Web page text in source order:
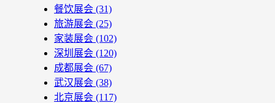
餐饮展会 (31)
旅游展会 (25)
家装展会 (102)
深圳展会 (120)
成都展会 (67)
武汉展会 (38)
北京展会 (117)